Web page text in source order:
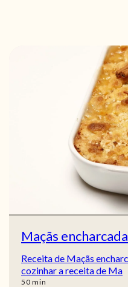
Maçãs
Receita de Maçãs
cozinhar a receita de Ma
50min
min